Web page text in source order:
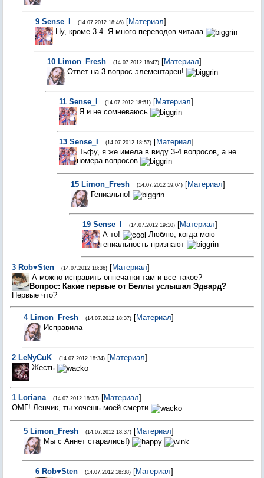
9 Sense_I (14.07.2012 18:46) [Материал]
Ну, кроме 3-4. Я много переводов читала
10 Limon_Fresh (14.07.2012 18:47) [Материал]
Ответ на 3 вопрос элементарен!
11 Sense_I (14.07.2012 18:51) [Материал]
Я и не сомневаюсь
13 Sense_I (14.07.2012 18:57) [Материал]
Тьфу, я же имела в виду 3-4 вопросов, а не
номера вопросов
15 Limon_Fresh (14.07.2012 19:04) [Материал]
Гениально!
19 Sense_I (14.07.2012 19:10) [Материал]
А то!
Люблю, когда мою
гениальность признают
3 Rob♥Sten (14.07.2012 18:36) [Материал]
А можно исправить оппечатки там и все такое?
Вопрос: Какие первые от Беллы услышал Эдвард?
Первые что?
4 Limon_Fresh (14.07.2012 18:37) [Материал]
Исправила
2 LeNyCuK (14.07.2012 18:34) [Материал]
Жесть
1 Loriana (14.07.2012 18:33) [Материал]
ОМГ! Ленчик, ты хочешь моей смерти
5 Limon_Fresh (14.07.2012 18:37) [Материал]
Мы с Аннет старались!)
6 Rob♥Sten (14.07.2012 18:38) [Материал]